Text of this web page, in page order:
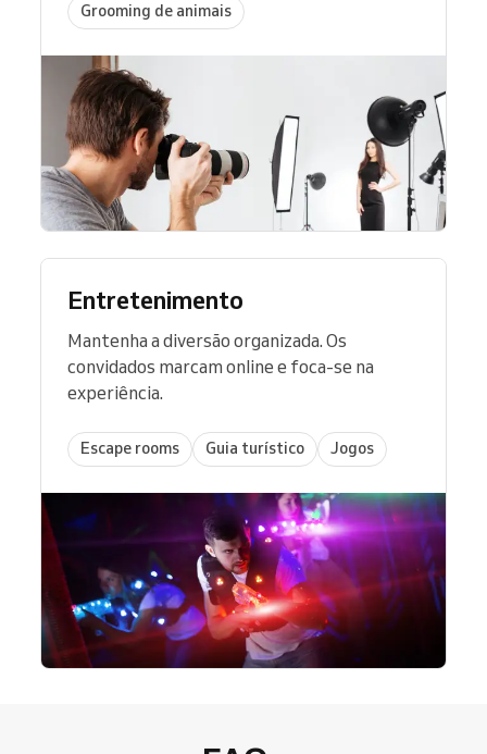
Grooming de animais
Entretenimento
Mantenha a diversão organizada. Os
convidados marcam online e foca-se na
experiência.
Escape rooms Guia turístico Jogos